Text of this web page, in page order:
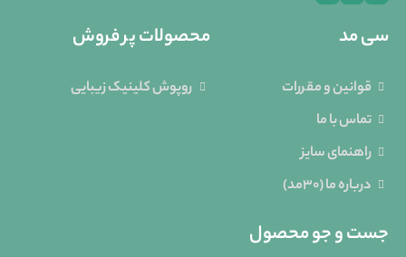
سی مد
قوانین و مقررات
تماس با ما
راهنمای سایز
درباره ما (30مد)
محصولات پر فروش
روپوش کلینیک زیبایی
جست و جو محصول